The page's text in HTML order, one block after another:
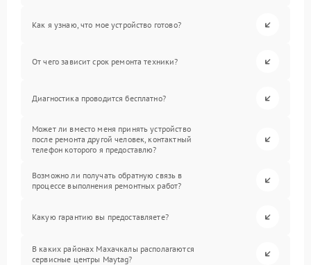
Как я узнаю, что мое устройство готово?
От чего зависит срок ремонта техники?
Диагностика проводится бесплатно?
Может ли вместо меня принять устройство
после ремонта другой человек, контактный
телефон которого я предоставлю?
Возможно ли получать обратную связь в
процессе выполнения ремонтных работ?
Какую гарантию вы предоставляете?
В каких районах Махачкалы располагаются
сервисные центры Maytag?